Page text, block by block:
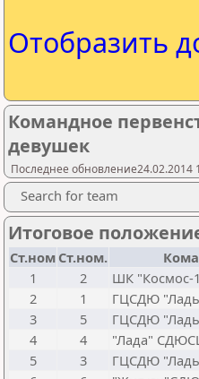
Отобразить
Командное
девушек
Последнее обновление24.02.2014
Search for team
Итоговое
Ст.ном Ст.ном.
1
2 ШК "Космос-
2
1 ГЦСДЮ
3
5 ГЦСДЮ
4
4 "Лада"
5
3 ГЦСДЮ